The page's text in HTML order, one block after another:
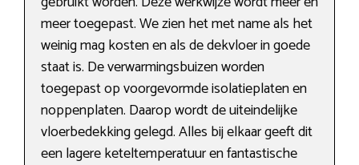
meer toegepast. We zien het met name als het
weinig mag kosten en als de dekvloer in goede
staat is. De verwarmingsbuizen worden
toegepast op voorgevormde isolatieplaten en
noppenplaten. Daarop wordt de uiteindelijke
vloerbedekking gelegd. Alles bij elkaar geeft dit
een lagere keteltemperatuur en fantastische